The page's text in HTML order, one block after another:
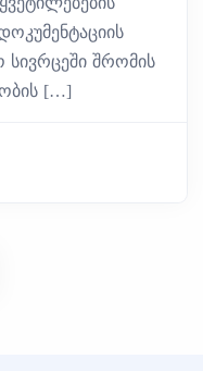
სივრცეში შრომის
[…]